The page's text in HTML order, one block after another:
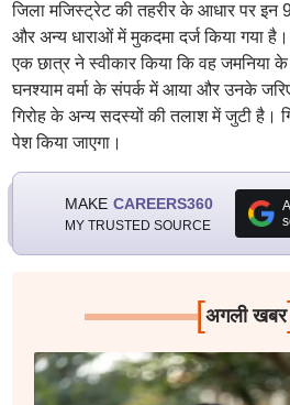
जिला मजिस्ट्रेट की तहरीर के आधार पर इन
और अन्य धाराओं में मुकदमा दर्ज किया गया
एक छात्र ने स्वीकार किया कि वह जमनिया
घनश्याम वर्मा के संपर्क में आया और उनके
गिरोह के अन्य सदस्यों की तलाश में जुटी है।
पेश किया जाएगा।
MAKE CAREERS360
MY TRUSTED SOURCE
[अगली खबर